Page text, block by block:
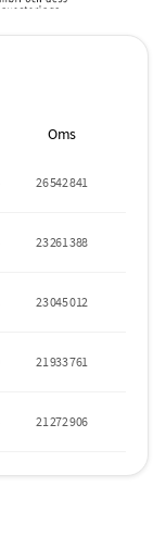
Oms
26 542 841
23 261 388
23 045 012
21 933 761
21 272 906